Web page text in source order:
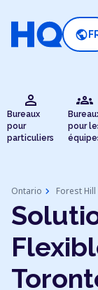
public
person
Bureaux
pour
particuliers
groups
pour
Ontario chevron_right Forest Hill